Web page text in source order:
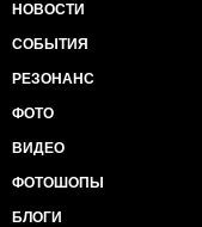
НОВОСТИ
СОБЫТИЯ
РЕЗОНАНС
ФОТО
ВИДЕО
ФОТОШОПЫ
БЛОГИ